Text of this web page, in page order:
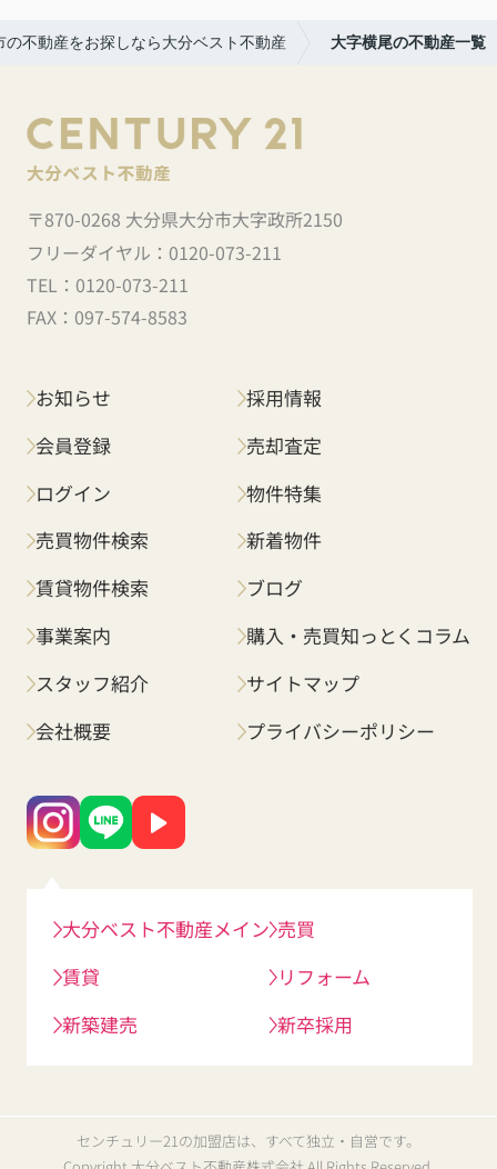
の不動産をお探しなら大分ベスト不動産 大字横尾の不動産一覧
〒870-0268 大分県大分市大字政所2150
フリーダイヤル： 0120-073-211
TEL： 0120-073-211
FAX： 097-574-8583
お知らせ
会員登録
ログイン
売買物件検索
賃貸物件検索
事業案内
スタッフ紹介
会社概要
採用情報
売却査定
物件特集
新着物件
ブログ
購入・売買知っとくコラム
サイトマップ
プライバシーポリシー
大分ベスト不動産メイン
賃貸
新築建売
売買
リフォーム
新卒採用
センチュリー21の加盟店は、すべて独立・自営です。